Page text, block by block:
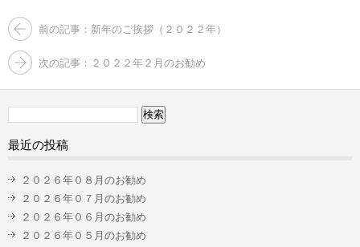
前の記事：新年のご挨拶（２０２２年）
次の記事：２０２２年２月のお勧め
最近の投稿
２０２６年０８月のお勧め
２０２６年０７月のお勧め
２０２６年０６月のお勧め
２０２６年０５月のお勧め